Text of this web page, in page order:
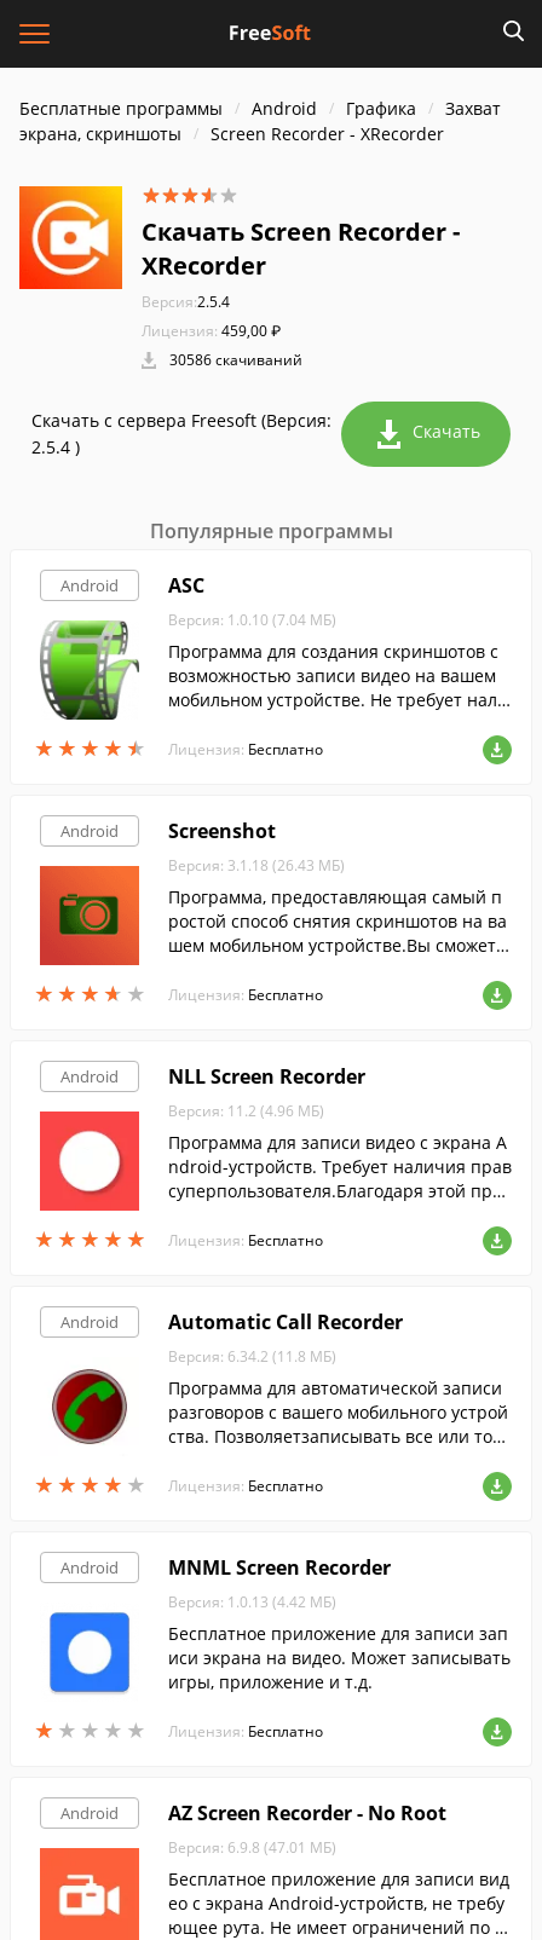
Бесплатные программы Android Графика
Захват
экрана, скриншоты
Screen Recorder - XRecorder
Скачать Screen Recorder -
XRecorder
Версия:2.5.4
Лицензия: 459,00 ₽
30586 скачиваний
Скачать с сервера Freesoft (Версия:
2.5.4 )
Скачать
Популярные программы
Android
★ ★ ★ ★ ★
★ ★ ★ ★ ★
ASC
Версия: 1.0.10 (7.04 МБ)
Программа для создания скриншотов с
возможностью записи видео на вашем
мобильном устройстве. Не требует нали
Лицензия: Бесплатно
Android
★ ★ ★ ★ ★
★ ★ ★ ★ ★
Screenshot
Версия: 3.1.18 (26.43 МБ)
Программа, предоставляющая самый п
ростой способ снятия скриншотов на ва
шем мобильном устройстве.Вы сможете
тием на экран устройства.
Лицензия: Бесплатно
Android
★ ★ ★ ★ ★
★ ★ ★ ★ ★
NLL Screen Recorder
Версия: 11.2 (4.96 МБ)
Программа для записи видео с экрана A
ndroid-устройств. Требует наличия прав
суперпользователя.Благодаря этой прог
щие видео, рекламу своих приложений,
а так же обычные видео клипы со звуко
Лицензия: Бесплатно
Android
★ ★ ★ ★ ★
★ ★ ★ ★ ★
Automatic Call Recorder
Версия: 6.34.2 (11.8 МБ)
Программа для автоматической записи
разговоров с вашего мобильного устрой
ства. Позволяетзаписывать все или толь
Лицензия: Бесплатно
Android
★ ★ ★ ★ ★
★ ★ ★ ★ ★
MNML Screen Recorder
Версия: 1.0.13 (4.42 МБ)
Бесплатное приложение для записи зап
иси экрана на видео. Может записывать
игры, приложение и т.д.
Лицензия: Бесплатно
Android AZ Screen Recorder - No Root
Версия: 6.9.8 (47.01 МБ)
Бесплатное приложение для записи вид
ео с экрана Android-устройств, не требу
ющее рута. Не имеет ограничений по в